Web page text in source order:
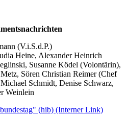
(V.i.S.d.P.)
Heine, Alexander Heinrich
Susanne Ködel (Volontärin),
Sören Christian Reimer (Chef
Schmidt, Denise Schwarz,
Weinlein
(hib) (Interner Link)